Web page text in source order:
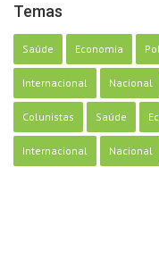
Temas
Saúde Economia
Internacional Nacional
Colunistas Saúde
Internacional Nacional